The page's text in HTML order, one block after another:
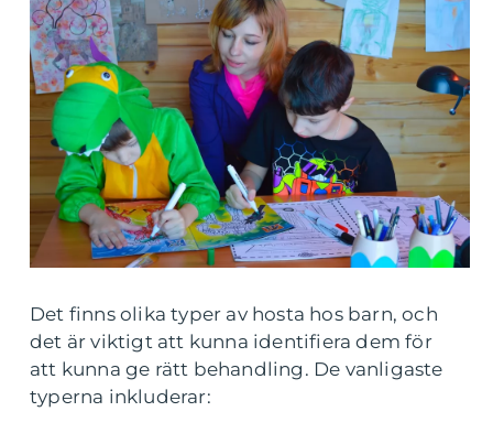
Det finns olika typer av hosta hos barn, och
det är viktigt att kunna identifiera dem för
att kunna ge rätt behandling. De vanligaste
typerna inkluderar: